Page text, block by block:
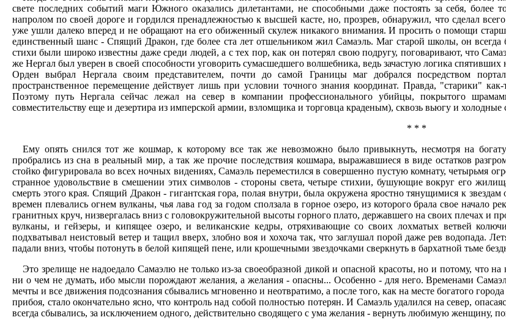
свете последних событий маги Южного оказались дилетантами, не способными даже постоять за себя,
напролом по своей дороге и гордился пренадлежностью к высшей касте, но, прозрев, обнаружил, что сделал
уже ушли далеко вперед и не обращают на его обиженный скулеж никакого внимания. И просить о помощи
единственный шанс - Спящий Дракон, где более ста лет отшельником жил Самаэль. Маг старой школы, он всегда
стихи были широко известны даже среди людей, а с тех пор, как он потерял свою подругу, поговаривают, что
же Нергал был уверен в своей способности уговорить сумасшедшего волшебника, ведь зачастую логика
Орден выбрал Нергала своим представителем, почти до самой Границы маг добрался посредством
пространственное перемещение действует лишь при условии точного знания координат. Правда, "старики"
Поэтому путь Нергала сейчас лежал на север в компании профессионального убийцы, покрытого
совместительству еще и дезертира из имперской армии, взломщика и торговца краденым), сквозь вьюгу и холодные
* * *
Ему опять снился тот же кошмар, к которому все так же невозможно было привыкнуть, несмотря на
пробрались из сна в реальный мир, а так же прочие последствия кошмара, выражавшиеся в виде остатков
стойко фигурировала во всех ночных видениях, Самаэль переместился в совершенно пустую комнату, четырьмя
странное удовольствие в смешении этих символов - стороны света, четыре стихии, бушующие вокруг его
смерть этого края. Спящий Дракон - гигантская гора, полая внутри, была окружена яростно тянущимися к
времен плевались огнем вулканы, чья лава год за годом сползала в горное озеро, из которого брала свое начало
гранитных круч, низвергалась вниз с головокружительной высоты горного плато, державшего на своих плечах и
вулканы, и гейзеры, и кипящее озеро, и великанские кедры, отряхивающие со своих лохматых ветвей
подхватывал неистовый ветер и тащил вверх, злобно воя и хохоча так, что заглушал порой даже рев водопада.
падали вниз, чтобы потонуть в белой кипящей пене, или крошечными звездочками сверкнуть в бархатной тьме
Это зрелище не надоедало Самаэлю не только из-за своеобразной дикой и опасной красоты, но и потому, что
ни о чем не думать, ибо мысли порождают желания, а желания - опасны... Особенно - для него. Временами
мечты и все движения подсознания сбывались мгновенно и неотвратимо, а после того, как на месте богатого
прибоя, стало окончательно ясно, что контроль над собой полностью потерян. И Самаэль удалился на север,
всегда сбывались, за исключением одного, действительно сводящего с ума желания - вернуть любимую женщину,